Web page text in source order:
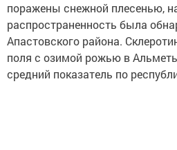
поражены снежной плесенью,
распространенность была
Апастовского района.
поля с озимой рожью в
средний показатель по